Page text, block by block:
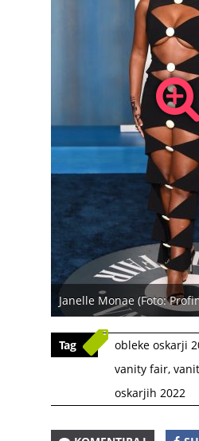
Janelle Monae (Foto:
Tag obleke oskarji
vanity fair,
oskarjih 2022